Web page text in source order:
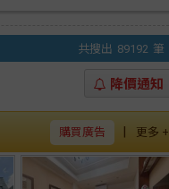
共搜出 89192 筆
降價通知
更多 +
|
購買廣告